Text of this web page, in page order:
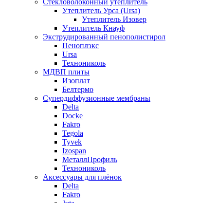
Стекловолоконный утеплитель
Утеплитель Урса (Ursa)
Утеплитель Изовер
Утеплитель Кнауф
Экструдированный пенополистирол
Пеноплэкс
Ursa
Технониколь
МДВП плиты
Изоплат
Белтермо
Супердиффузионные мембраны
Delta
Docke
Fakro
Tegola
Tyvek
Izospan
МеталлПрофиль
Технониколь
Аксессуары для плёнок
Delta
Fakro